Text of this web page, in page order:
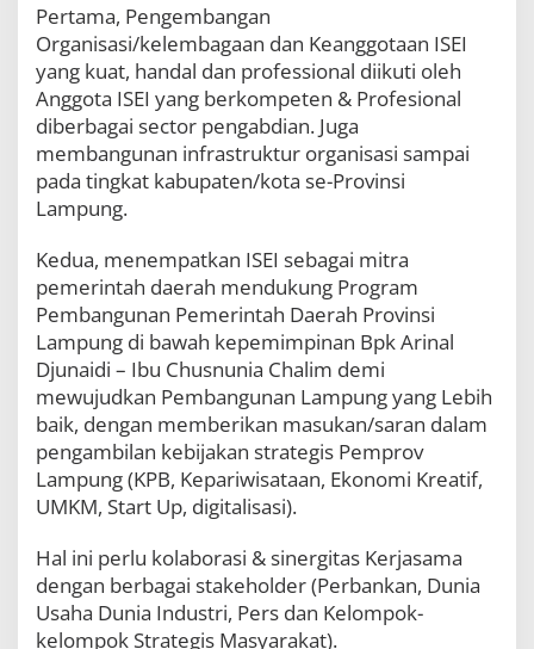
Pertama, Pengembangan
Organisasi/kelembagaan dan Keanggotaan ISEI
yang kuat, handal dan professional diikuti oleh
Anggota ISEI yang berkompeten & Profesional
diberbagai sector pengabdian. Juga
membangunan infrastruktur organisasi sampai
pada tingkat kabupaten/kota se-Provinsi
Lampung.
Kedua, menempatkan ISEI sebagai mitra
pemerintah daerah mendukung Program
Pembangunan Pemerintah Daerah Provinsi
Lampung di bawah kepemimpinan Bpk Arinal
Djunaidi – Ibu Chusnunia Chalim demi
mewujudkan Pembangunan Lampung yang Lebih
baik, dengan memberikan masukan/saran dalam
pengambilan kebijakan strategis Pemprov
Lampung (KPB, Kepariwisataan, Ekonomi Kreatif,
UMKM, Start Up, digitalisasi).
Hal ini perlu kolaborasi & sinergitas Kerjasama
dengan berbagai stakeholder (Perbankan, Dunia
Usaha Dunia Industri, Pers dan Kelompok-
kelompok Strategis Masyarakat).